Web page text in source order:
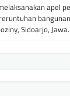
apel
Sidoarjo,